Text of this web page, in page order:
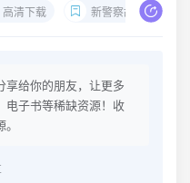
高清下载 新警察故事
享给你的朋友，让更多
电子书等稀缺资源！收